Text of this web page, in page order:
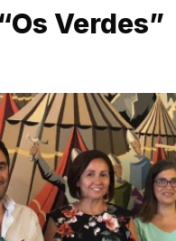
Verdes”